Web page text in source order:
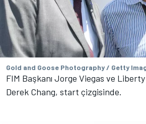
Gold and Goose Photography / Getty
FIM Başkanı Jorge Viegas ve
Derek Chang, start çizgisinde.